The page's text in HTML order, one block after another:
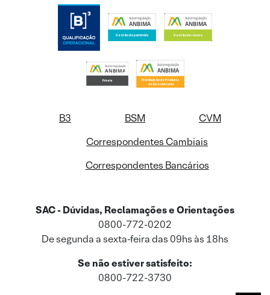
B3 BSM
CVM
Correspondentes Cambiais
Correspondentes Bancários
SAC - Dúvidas, Reclamações e Orientações
0800-772-0202
De segunda a sexta-feira das 09hs às 18hs
Se não estiver satisfeito:
0800-722-3730